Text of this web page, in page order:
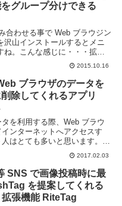
グループ分けできる
合わせる事で Web ブラウジン
山インストールするとメニ
。こんな感じに・・・拡張
2015.10.16
ブラウザのデータを
除してくれるアプリ
タを利用する際、Web ブラウ
ンターネットへアクセスす
はとても多いと思います。
ザはキャッシュや Cookie、履
データをコンピュータ内に保存
す。次回以降 ページを開い
2017.02.03
SNS で画像投稿時に最
を提案してくれる
張機能 RiteTag